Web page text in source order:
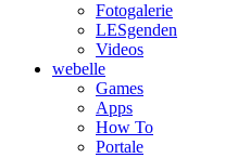
Fotogalerie
LESgenden
Videos
webelle
Games
Apps
How To
Portale